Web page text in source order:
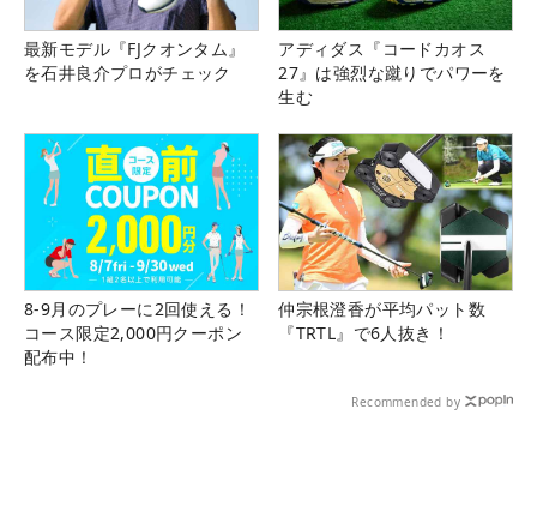
最新モデル『FJクオンタム』
を石井良介プロがチェック
アディダス『コードカオス
27』は強烈な蹴りでパワーを
生む
8-9月のプレーに2回使える！
コース限定2,000円クーポン
配布中！
仲宗根澄香が平均パット数
『TRTL』で6人抜き！
Recommended by